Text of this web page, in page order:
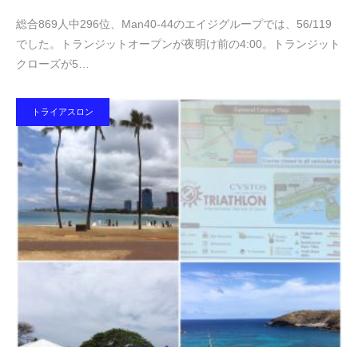
総合869人中296位、Man40-44のエイジグループでは、56/119
でした。トランジットオープンが夜明け前の4:00。トランジット
クローズが5…
トライアスロン